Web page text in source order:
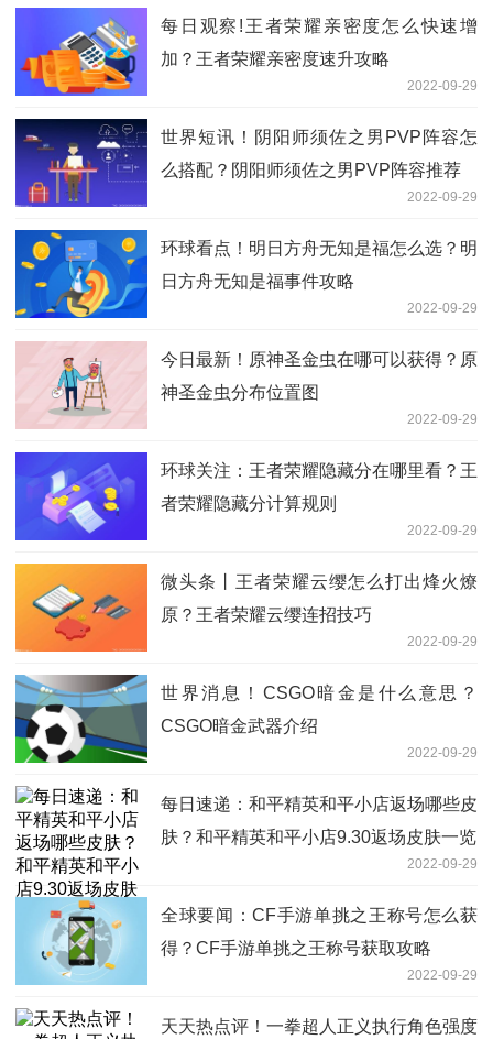
每日观察!王者荣耀亲密度怎么快速增
加？王者荣耀亲密度速升攻略
2022-09-29
世界短讯！阴阳师须佐之男PVP阵容怎
么搭配？阴阳师须佐之男PVP阵容推荐
2022-09-29
环球看点！明日方舟无知是福怎么选？明
日方舟无知是福事件攻略
2022-09-29
今日最新！原神圣金虫在哪可以获得？原
神圣金虫分布位置图
2022-09-29
环球关注：王者荣耀隐藏分在哪里看？王
者荣耀隐藏分计算规则
2022-09-29
微头条丨王者荣耀云缨怎么打出烽火燎
原？王者荣耀云缨连招技巧
2022-09-29
世界消息！CSGO暗金是什么意思？
CSGO暗金武器介绍
2022-09-29
每日速递：和平精英和平小店返场哪些皮
肤？和平精英和平小店9.30返场皮肤一览
2022-09-29
全球要闻：CF手游单挑之王称号怎么获
得？CF手游单挑之王称号获取攻略
2022-09-29
天天热点评！一拳超人正义执行角色强度